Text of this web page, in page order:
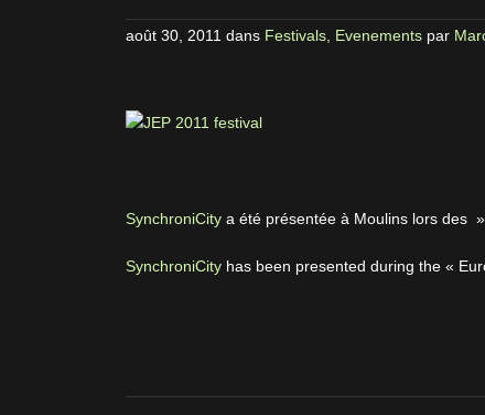
août 30, 2011 dans Festivals, Evenements par
SynchroniCity a été présentée à Moulins lors des
SynchroniCity has been presented during the «